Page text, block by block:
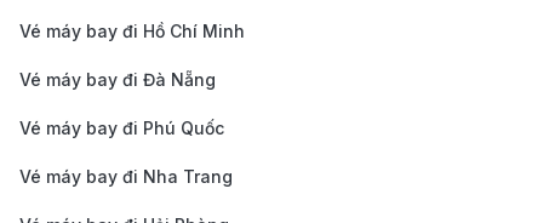
Okayama, nằm ở vùng Chugoku, Nhật Bản, là một
điểm đến thú vị với sự kết hợp hoàn hảo giữa lịch sử,
văn hóa và thiên nhiên tuyệt đẹp. Thành phố này nổi
nhất Nhật Bản, và lâu đài Okayama mang đậm nét
Vé máy bay đi Hồ Chí Minh
Vé máy bay đi Đà Nẵng
Vé máy bay đi Phú Quốc
Vé máy bay đi Nha Trang